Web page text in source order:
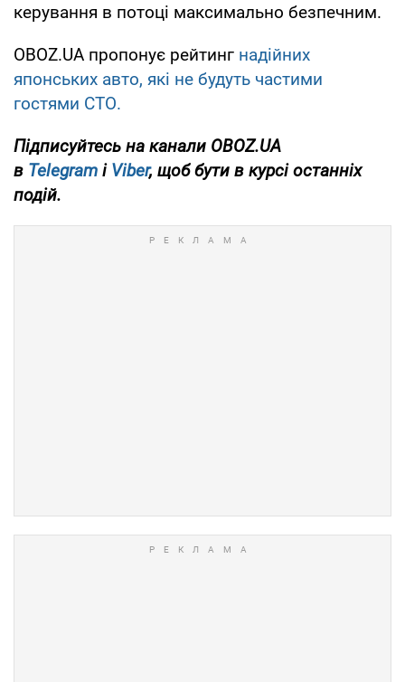
керування в потоці максимально безпечним.
OBOZ.UA пропонує рейтинг надійних
японських авто, які не будуть частими
гостями СТО.
Підписуйтесь на канали OBOZ.UA
в Telegram і Viber, щоб бути в курсі останніх
подій.